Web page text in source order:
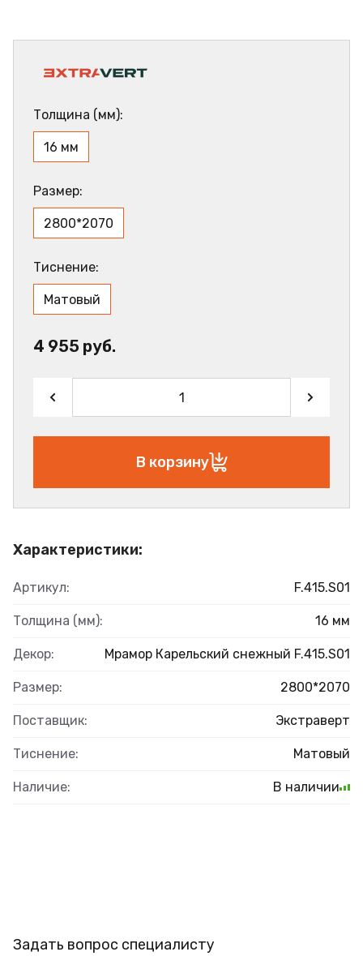
Характеристики:
Артикул: F.415.S01
Толщина (мм): 16 мм
Декор: Мрамор Карельский снежный F.415.S01
Размер: 2800*2070
Поставщик: Экстраверт
Тиснение: Матовый
Наличие: В наличии
Толщина (мм):
16 мм
Размер:
2800*2070
Тиснение:
Матовый
4 955 руб.
В корзину
Задать вопрос специалисту